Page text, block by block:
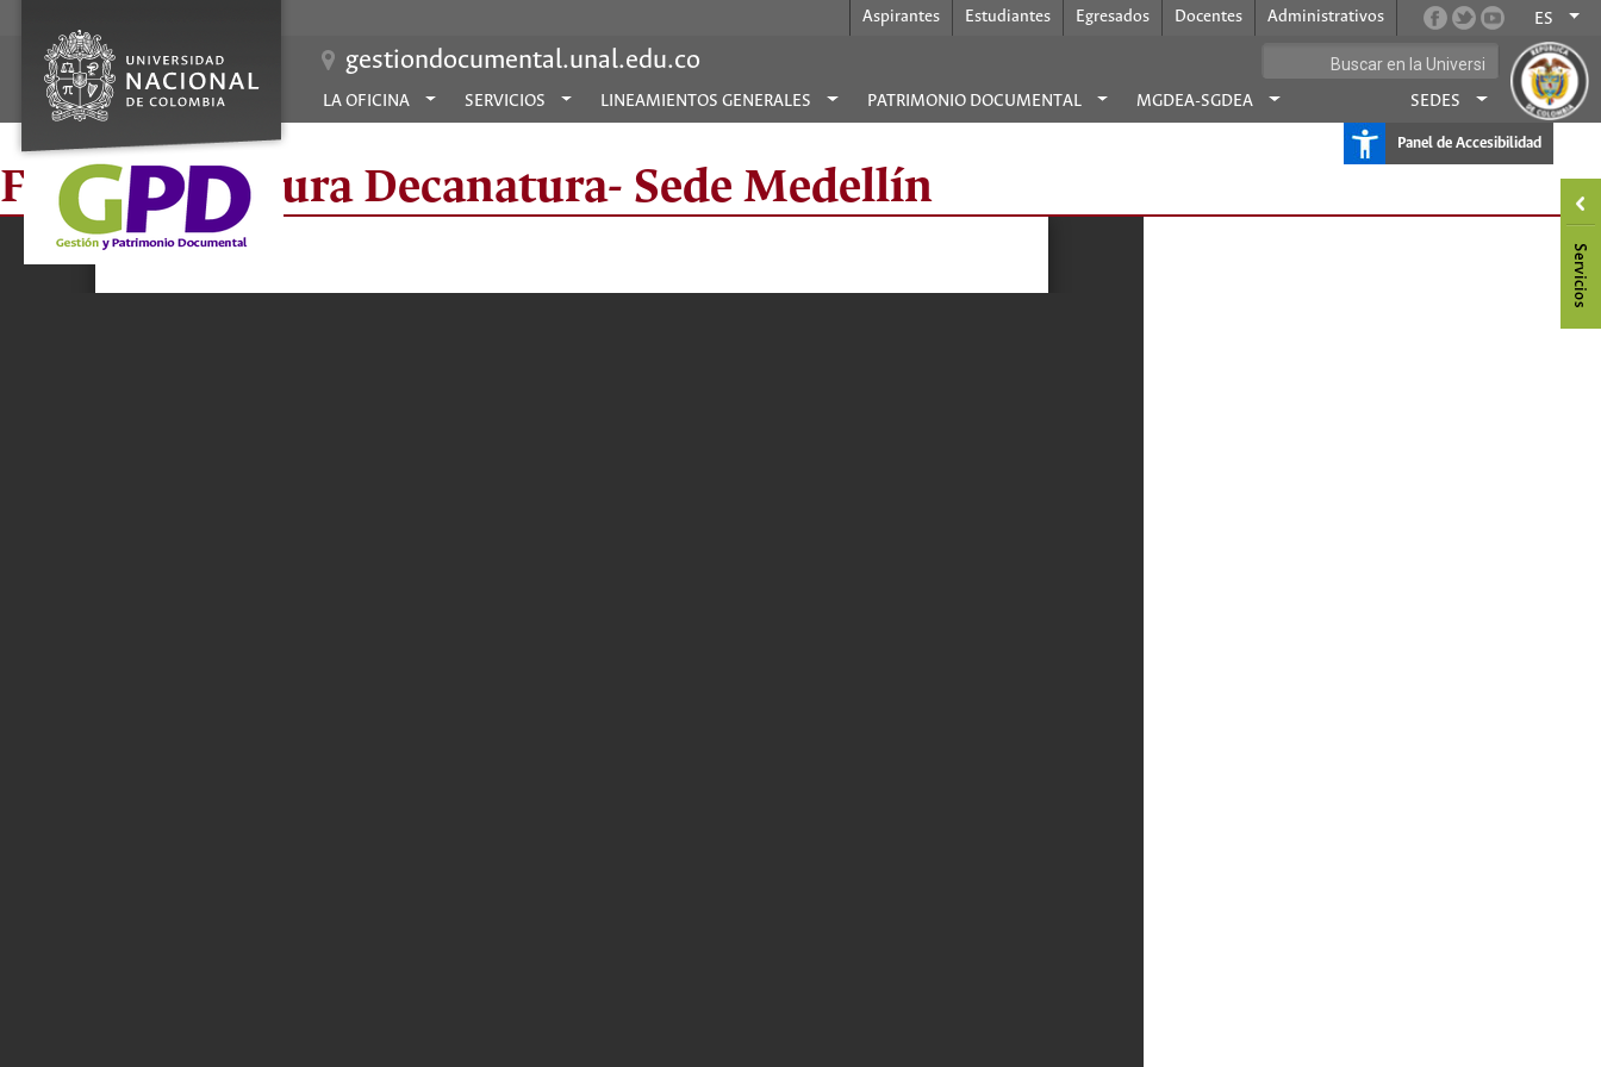
Aspirantes Estudiantes Egresados Docentes Administrativos ES
gestiondocumental.unal.edu.co
LA OFICINA SERVICIOS LINEAMIENTOS GENERALES PATRIMONIO DOCUMENTAL MGDEA-SGDEA SEDES
Panel de Accesibilidad
Fac Arquitectura Decanatura- Sede Medellín